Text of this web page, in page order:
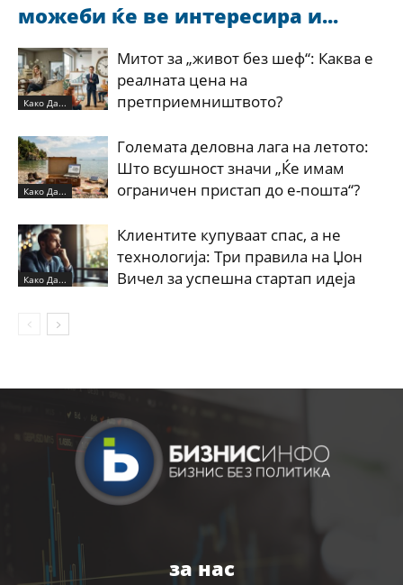
можеби ќе ве интересира и...
Како Да...
Митот за „живот без шеф“: Каква е
реалната цена на
претприемништвото?
Како Да...
Големата деловна лага на летото:
Што всушност значи „Ќе имам
ограничен пристап до е-пошта“?
Како Да...
Клиентите купуваат спас, а не
технологија: Три правила на Џон
Вичел за успешна стартап идеја
за нас